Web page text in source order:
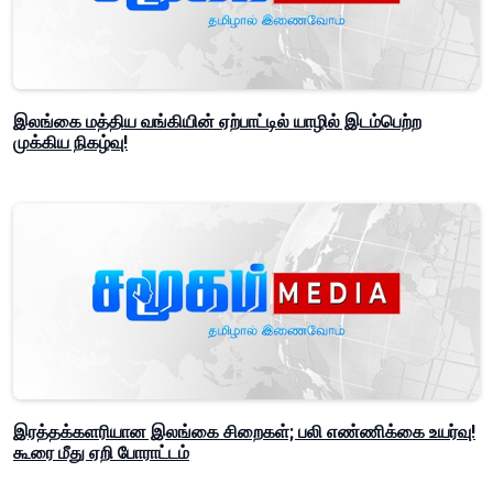
இலங்கை மத்திய வங்கியின் ஏற்பாட்டில் யாழில் இடம்பெற்ற
முக்கிய நிகழ்வு!
இரத்தக்களரியான இலங்கை சிறைகள்; பலி எண்ணிக்கை உயர்வு!
கூரை மீது ஏறி போராட்டம்